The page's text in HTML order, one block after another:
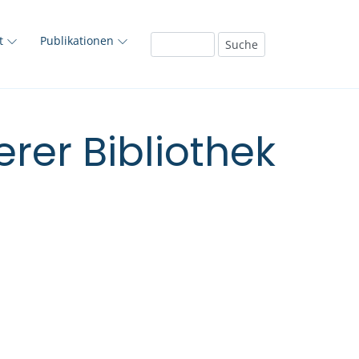
Publikationen
Bibliothek